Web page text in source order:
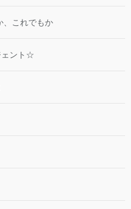
、これでもか
ェント☆